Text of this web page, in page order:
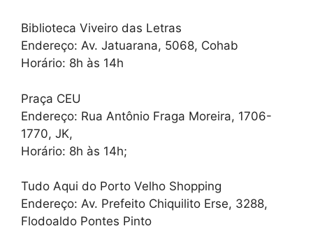
Biblioteca Viveiro das Letras
Endereço: Av. Jatuarana, 5068, Cohab
Horário: 8h às 14h
Praça CEU
Endereço: Rua Antônio Fraga Moreira, 1706-
1770, JK,
Horário: 8h às 14h;
Tudo Aqui do Porto Velho Shopping
Endereço: Av. Prefeito Chiquilito Erse, 3288,
Flodoaldo Pontes Pinto